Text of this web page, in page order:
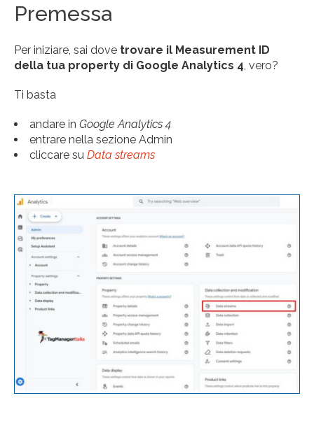
Premessa
Per iniziare, sai dove trovare il Measurement ID
della tua property di Google Analytics 4, vero?
Ti basta
andare in Google Analytics 4
entrare nella sezione Admin
cliccare su Data streams